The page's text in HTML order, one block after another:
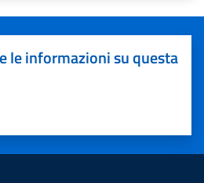
le informazioni su questa
stelle su 5
su 5
5